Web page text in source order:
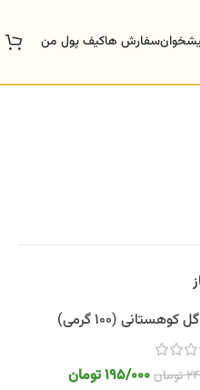
سفارش هاکیف پول من
کوهستانی (100 گرمی)
تومان195/000تومان